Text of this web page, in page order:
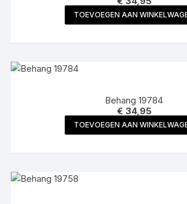
TOEVOEGEN AAN
Behang 19784
€34,95
TOEVOEGEN AAN